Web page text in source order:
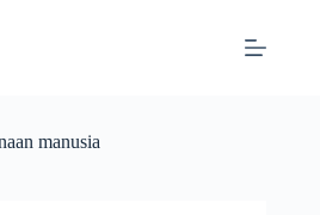
manusia